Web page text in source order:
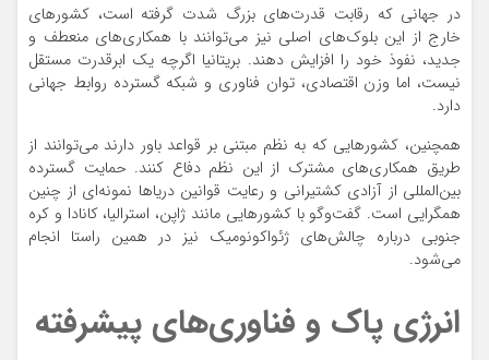
در جهانی که رقابت قدرت‌های بزرگ شدت گرفته است، کشورهای
خارج از این بلوک‌های اصلی نیز می‌توانند با همکاری‌های منعطف و
جدید، نفوذ خود را افزایش دهند. بریتانیا اگرچه یک ابرقدرت مستقل
نیست، اما وزن اقتصادی، توان فناوری و شبکه گسترده روابط جهانی
دارد.
همچنین، کشورهایی که به نظم مبتنی بر قواعد باور دارند می‌توانند از
طریق همکاری‌های مشترک از این نظم دفاع کنند. حمایت گسترده
بین‌المللی از آزادی کشتیرانی و رعایت قوانین دریاها نمونه‌ای از چنین
همگرایی است. گفت‌وگو با کشورهایی مانند ژاپن، استرالیا، کانادا و کره
جنوبی درباره چالش‌های ژئواکونومیک نیز در همین راستا انجام
می‌شود.
انرژی پاک و فناوری‌های پیشرفته